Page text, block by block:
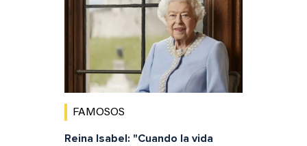
FAMOSOS
Reina Isabel: "Cuando la vida